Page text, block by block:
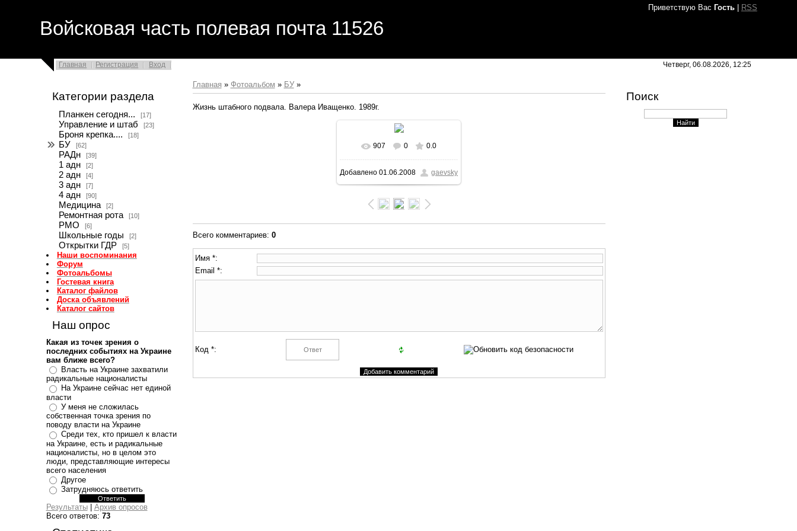
Приветствую Вас Гость| RSS
Войсковая часть полевая почта 11526
Главная Регистрация Вход Четверг, 06.08.2026, 12:25
Категории раздела
Планкен сегодня... [17]
Управление и штаб [23]
Броня крепка.... [18]
БУ [62]
РАДн [39]
1 адн [2]
2 адн [4]
3 адн [7]
4 адн [90]
Медицина [2]
Ремонтная рота [10]
РМО [6]
Школьные годы [2]
Открытки ГДР [5]
Наши воспоминания
Форум
Фотоальбомы
Гостевая книга
Каталог файлов
Доска объявлений
Каталог сайтов
Наш опрос
Какая из точек зрения о
последних событиях на Украине
вам ближе всего?
Власть на Украине захватили
радикальные националисты
На Украине сейчас нет единой
власти
У меня не сложилась
собственная точка зрения по
поводу власти на Украине
Среди тех, кто пришел к власти
на Украине, есть и радикальные
националисты, но в целом это
люди, представляющие интересы
всего населения
Другое
Затрудняюсь ответить
Результаты| Архив опросов
Всего ответов: 73
Главная » Фотоальбом » БУ»
Жизнь штабного подвала. Валера Иващенко. 1989г.
В реальном размере
1081x798/ 492.6Kb
907 0 0.0
Добавлено 01.06.2008 gaevsky
Всего комментариев: 0
Имя *:
Email *:
Код *:
Поиск